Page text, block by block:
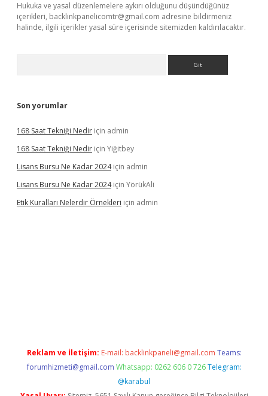
Hukuka ve yasal düzenlemelere aykırı olduğunu düşündüğünüz
içerikleri, backlinkpanelicomtr@gmail.com adresine bildirmeniz
halinde, ilgili içerikler yasal süre içerisinde sitemizden kaldırılacaktır.
Son yorumlar
168 Saat Tekniği Nedir için admin
168 Saat Tekniği Nedir için Yiğitbey
Lisans Bursu Ne Kadar 2024için admin
Lisans Bursu Ne Kadar 2024için YörükAli
Etik Kuralları Nelerdir Örnekleri için admin
Reklam ve İletişim: E-mail: backlinkpaneli@gmail.com Teams:
forumhizmeti@gmail.com Whatsapp: 0262 606 0 726 Telegram:
@karabul